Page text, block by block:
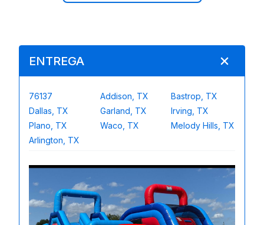
ENTREGA
76137 Addison, TX
Bastrop, TX
Dallas, TX
Garland, TX
Irving, TX
Plano, TX
Waco, TX
Melody Hills, TX
Arlington, TX